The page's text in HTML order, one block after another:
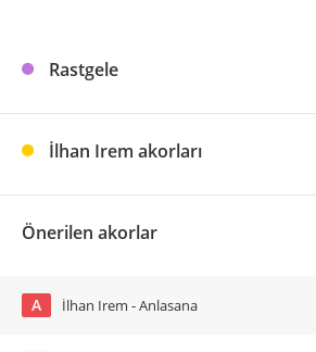
Rastgele
İlhan Irem akorları
Önerilen akorlar
A İlhan Irem - Anlasana